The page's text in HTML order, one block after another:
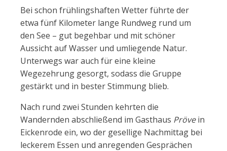
Bei schon frühlingshaften Wetter führte der
etwa fünf Kilometer lange Rundweg rund um
den See – gut begehbar und mit schöner
Aussicht auf Wasser und umliegende Natur.
Unterwegs war auch für eine kleine
Wegezehrung gesorgt, sodass die Gruppe
gestärkt und in bester Stimmung blieb.
Nach rund zwei Stunden kehrten die
Wandernden abschließend im Gasthaus Prövein
Eickenrode ein, wo der gesellige Nachmittag bei
leckerem Essen und anregenden Gesprächen